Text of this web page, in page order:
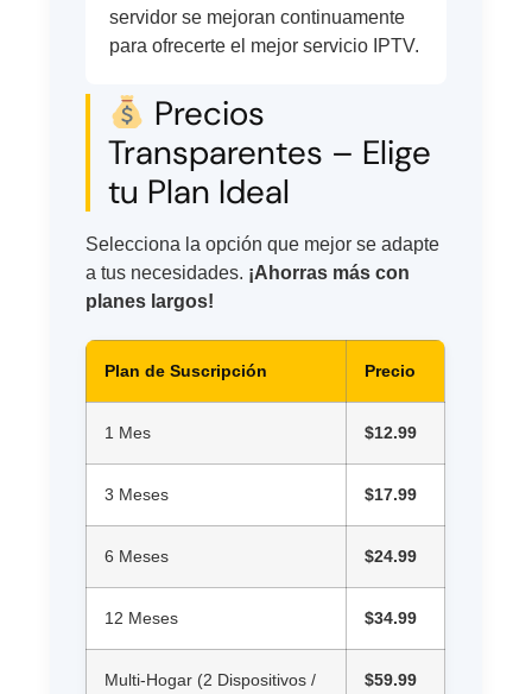
servidor se mejoran continuamente
para ofrecerte el mejor servicio IPTV.
Precios
Transparentes – Elige
tu Plan Ideal
Selecciona la opción que mejor se adapte
a tus necesidades. ¡Ahorras más con
planes largos!
Plan de Suscripción Precio
1 Mes $12.99
3 Meses $17.99
6 Meses $24.99
12 Meses $34.99
Multi-Hogar (2 Dispositivos /
$59.99